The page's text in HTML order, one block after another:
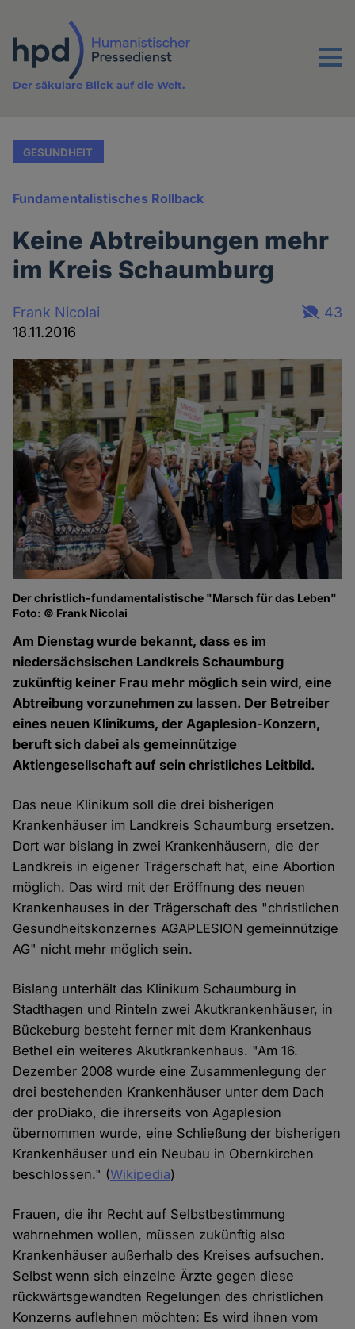
Inhalt
Menu
Der säkulare Blick auf die Welt.
GESUNDHEIT
Fundamentalistisches Rollback
Keine Abtreibungen mehr
im Kreis Schaumburg
Frank Nicolai
18.11.2016
43
Der christlich-fundamentalistische "Marsch für das Leben"
Foto: © Frank Nicolai
Am Dienstag wurde bekannt, dass es im
niedersächsischen Landkreis Schaumburg
zukünftig keiner Frau mehr möglich sein wird, eine
Abtreibung vorzunehmen zu lassen. Der Betreiber
eines neuen Klinikums, der Agaplesion-Konzern,
beruft sich dabei als gemeinnützige
Aktiengesellschaft auf sein christliches Leitbild.
Das neue Klinikum soll die drei bisherigen
Krankenhäuser im Landkreis Schaumburg ersetzen.
Dort war bislang in zwei Krankenhäusern, die der
Landkreis in eigener Trägerschaft hat, eine Abortion
möglich. Das wird mit der Eröffnung des neuen
Krankenhauses in der Trägerschaft des "christlichen
Gesundheitskonzernes AGAPLESION gemeinnützige
AG" nicht mehr möglich sein.
Bislang unterhält das Klinikum Schaumburg in
Stadthagen und Rinteln zwei Akutkrankenhäuser, in
Bückeburg besteht ferner mit dem Krankenhaus
Bethel ein weiteres Akutkrankenhaus. "Am 16.
Dezember 2008 wurde eine Zusammenlegung der
drei bestehenden Krankenhäuser unter dem Dach
der proDiako, die ihrerseits von Agaplesion
übernommen wurde, eine Schließung der bisherigen
Krankenhäuser und ein Neubau in Obernkirchen
beschlossen." (Wikipedia)
Frauen, die ihr Recht auf Selbstbestimmung
wahrnehmen wollen, müssen zukünftig also
Krankenhäuser außerhalb des Kreises aufsuchen.
Selbst wenn sich einzelne Ärzte gegen diese
rückwärtsgewandten Regelungen des christlichen
Konzerns auflehnen möchten: Es wird ihnen vom